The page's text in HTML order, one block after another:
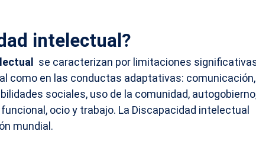
intelectual?
se caracterizan por limitaciones
como en las conductas adaptativas: comunicación,
sociales, uso de la comunidad,
ocio y trabajo. La Discapacidad intelectual
mundial.